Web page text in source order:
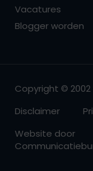
Vacatures
Blogger worden
Copyright ©
Disclaimer
Website door